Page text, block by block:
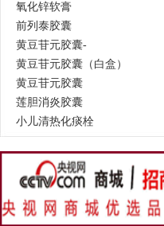
氧化锌软膏
前列泰胶囊
黄豆苷元胶囊-
黄豆苷元胶囊（白盒）
黄豆苷元胶囊
莲胆消炎胶囊
小儿清热化痰栓